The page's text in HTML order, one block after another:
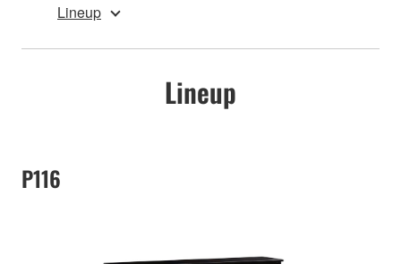
Lineup
Lineup
P116